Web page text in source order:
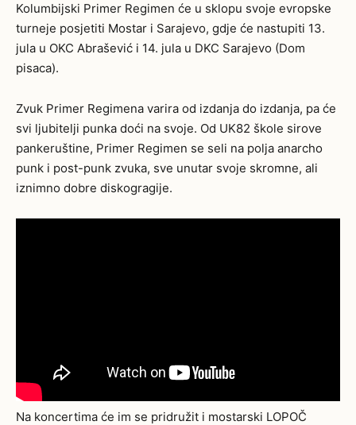
Kolumbijski Primer Regimen će u sklopu svoje evropske
turneje posjetiti Mostar i Sarajevo, gdje će nastupiti 13.
jula u OKC Abrašević i 14. jula u DKC Sarajevo (Dom
pisaca).
Zvuk Primer Regimena varira od izdanja do izdanja, pa će
svi ljubitelji punka doći na svoje. Od UK82 škole sirove
pankeruštine, Primer Regimen se seli na polja anarcho
punk i post-punk zvuka, sve unutar svoje skromne, ali
iznimno dobre diskogragije.
Na koncertima će im se pridružit i mostarski LOPOČ